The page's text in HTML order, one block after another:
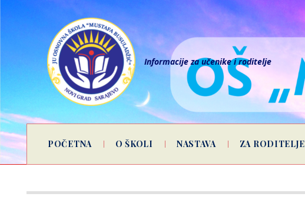
Informacije za učenike i roditelje
POČETNA O ŠKOLI NASTAVA ZA RODITELJE